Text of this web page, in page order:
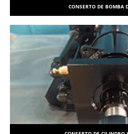
CONSERTO DE BOMBA